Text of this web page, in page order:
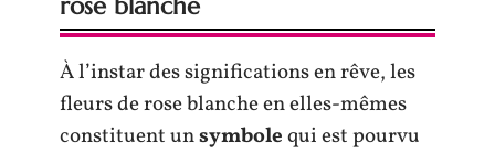
rose blanche
À l’instar des significations en rêve, les
fleurs de rose blanche en elles-mêmes
constituent unsymbolequi est pourvu